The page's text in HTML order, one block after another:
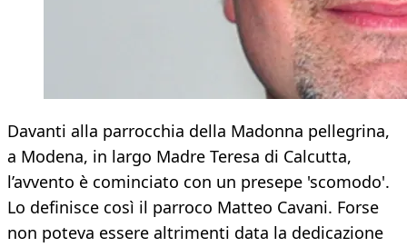
Davanti alla parrocchia della Madonna pellegrina,
a Modena, in largo Madre Teresa di Calcutta,
l’avvento è cominciato con un presepe 'scomodo'.
Lo definisce così il parroco Matteo Cavani. Forse
non poteva essere altrimenti data la dedicazione